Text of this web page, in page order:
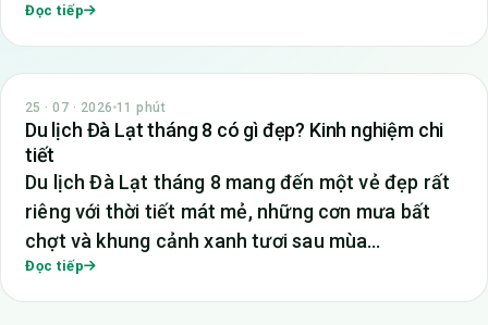
Đọc tiếp
TIN TỨC
25 · 07 · 2026 11 phút
Du lịch Đà Lạt tháng 8 có gì đẹp? Kinh nghiệm chi
tiết
Du lịch Đà Lạt tháng 8 mang đến một vẻ đẹp rất
riêng với thời tiết mát mẻ, những cơn mưa bất
chợt và khung cảnh xanh tươi sau mùa…
Đọc tiếp